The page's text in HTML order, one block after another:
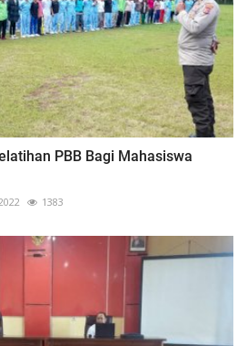
PBB Bagi Mahasiswa
1383